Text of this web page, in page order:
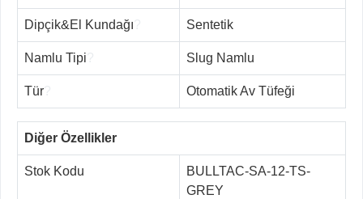
Dipçik&El Kundağı Sentetik
Namlu Tipi Slug Namlu
Tür Otomatik Av Tüfeği
Diğer Özellikler
Stok Kodu
BULLTAC-SA-12-TS-
GREY